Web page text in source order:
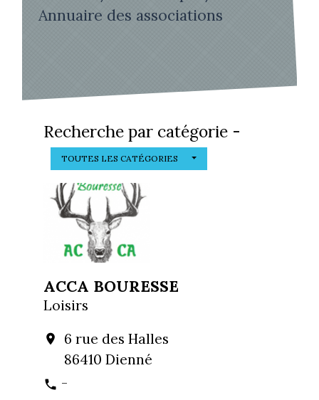
Annuaire des associations
Recherche par catégorie -
TOUTES LES CATÉGORIES
ACCA BOURESSE
Loisirs
location_on
6 rue des Halles
86410 Dienné
phone -